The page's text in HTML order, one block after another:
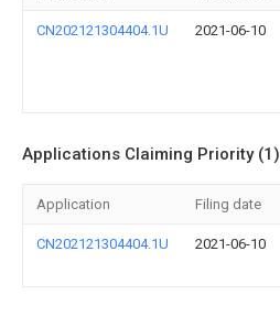
CN202121304404.1U 2021-06-10
Applications Claiming Priority (1)
Application Filing date
CN202121304404.1U 2021-06-10